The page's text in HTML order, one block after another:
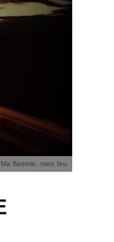
flamme, mon feu